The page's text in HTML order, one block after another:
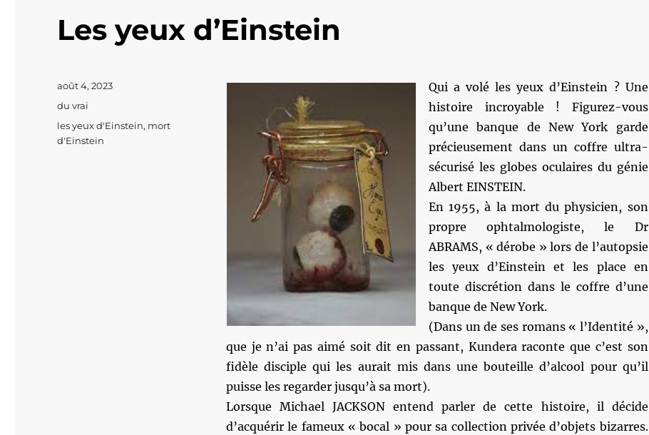
Les yeux d’Einstein
Qui a volé les yeux d’Einstein ? Une
histoire incroyable ! Figurez-vous
qu’une banque de New York garde
précieusement dans un coffre ultra-
sécurisé les globes oculaires du génie
Albert EINSTEIN.
En 1955, à la mort du physicien, son
propre ophtalmologiste, le Dr
ABRAMS, « dérobe » lors de l’autopsie
les yeux d’Einstein et les place en
toute discrétion dans le coffre d’une
banque de New York.
(Dans un de ses romans « l’Identité »,
que je n’ai pas aimé soit dit en passant, Kundera raconte que c’est son
fidèle disciple qui les aurait mis dans une bouteille d’alcool pour qu’il
puisse les regarder jusqu’à sa mort).
Lorsque Michael JACKSON entend parler de cette histoire, il décide
d’acquérir le fameux « bocal » pour sa collection privée d’objets bizarres.
Publié
le
août 4, 2023
Catégories
du vrai
Étiquettes
les yeux d'Einstein, mort
d'Einstein